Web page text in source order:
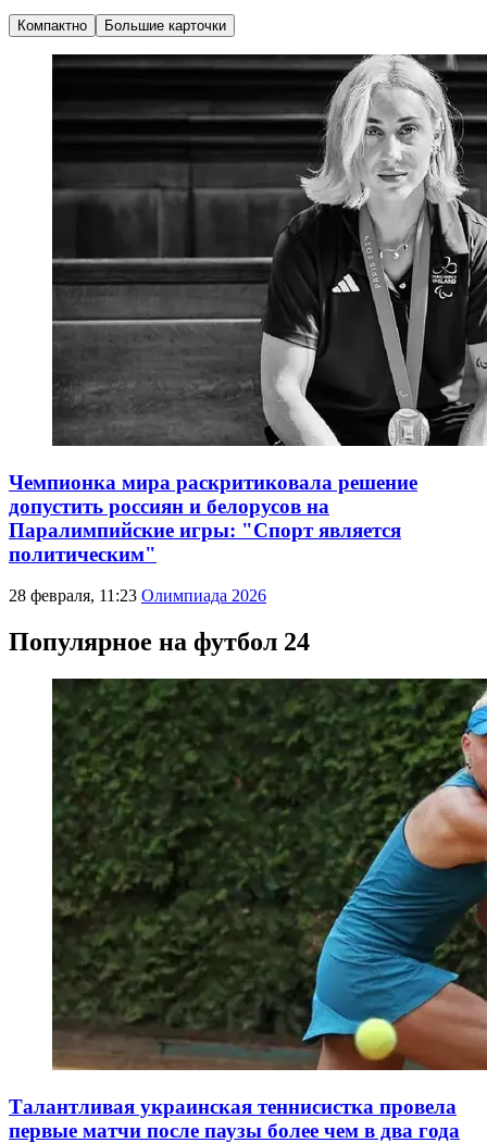
Компактно Большие карточки
Чемпионка мира раскритиковала решение
допустить россиян и белорусов на
Паралимпийские игры: "Спорт является
политическим"
28 февраля, 11:23 Олимпиада 2026
Популярное на футбол 24
Талантливая украинская теннисистка провела
первые матчи после паузы более чем в два года